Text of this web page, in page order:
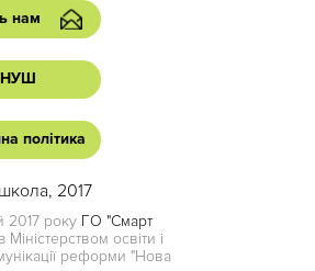
нам
НУШ
політика
2017
2017 року ГО "Смарт
Міністерством освіти і
реформи "Нова